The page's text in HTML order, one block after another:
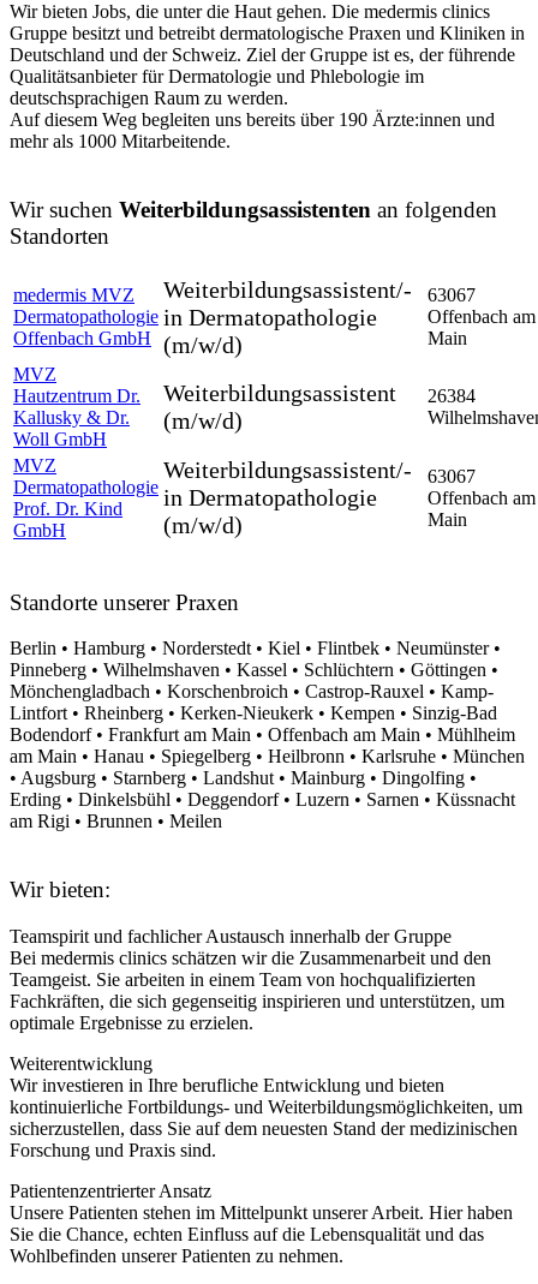
Wir bieten Jobs, die unter die Haut gehen. Die medermis clinics
Gruppe besitzt und betreibt dermatologische Praxen und Kliniken in
Deutschland und der Schweiz. Ziel der Gruppe ist es, der führende
Qualitätsanbieter für Dermatologie und Phlebologie im
deutschsprachigen Raum zu werden.
Auf diesem Weg begleiten uns bereits über190 Ärzte:innen und
mehr als 1000 Mitarbeitende.
Wir suchen Weiterbildungsassistenten an folgenden
Standorten
medermis MVZ
Dermatopathologie
Offenbach GmbH
Weiterbildungsassistent/-
in Dermatopathologie
(m/w/d)
63067
Offenbach am
Main
MVZ
Hautzentrum Dr.
Kallusky & Dr.
Woll GmbH
Weiterbildungsassistent
(m/w/d)
26384
MVZ
Dermatopathologie
Prof. Dr. Kind
GmbH
Weiterbildungsassistent/-
in Dermatopathologie
(m/w/d)
63067
Offenbach am
Main
Standorte unserer Praxen
Berlin • Hamburg • Norderstedt • Kiel • Flintbek • Neumünster •
Pinneberg • Wilhelmshaven • Kassel • Schlüchtern • Göttingen •
Mönchengladbach • Korschenbroich • Castrop-Rauxel • Kamp-
Lintfort • Rheinberg • Kerken-Nieukerk • Kempen • Sinzig-Bad
Bodendorf • Frankfurt am Main • Offenbach am Main • Mühlheim
am Main • Hanau • Spiegelberg • Heilbronn • Karlsruhe • München
• Augsburg • Starnberg • Landshut • Mainburg • Dingolfing •
Erding • Dinkelsbühl • Deggendorf • Luzern • Sarnen • Küssnacht
am Rigi • Brunnen • Meilen
Wir bieten:
Teamspirit und fachlicher Austausch innerhalb der Gruppe
Bei medermis clinics schätzen wir die Zusammenarbeit und den
Teamgeist. Sie arbeiten in einem Team von hochqualifizierten
Fachkräften, die sich gegenseitig inspirieren und unterstützen, um
optimale Ergebnisse zu erzielen.
Weiterentwicklung
Wir investieren in Ihre berufliche Entwicklung und bieten
kontinuierliche Fortbildungs- und Weiterbildungsmöglichkeiten, um
sicherzustellen, dass Sie auf dem neuesten Stand der medizinischen
Forschung und Praxis sind.
Patientenzentrierter Ansatz
Unsere Patienten stehen im Mittelpunkt unserer Arbeit. Hier haben
Sie die Chance, echten Einfluss auf die Lebensqualität und das
Wohlbefinden unserer Patienten zu nehmen.